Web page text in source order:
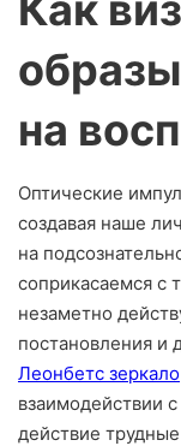
на
Оптические
создавая наше
на
соприкасаемся с
незаметно
постановления
Леонбетс зеркало
взаимодействии
действие